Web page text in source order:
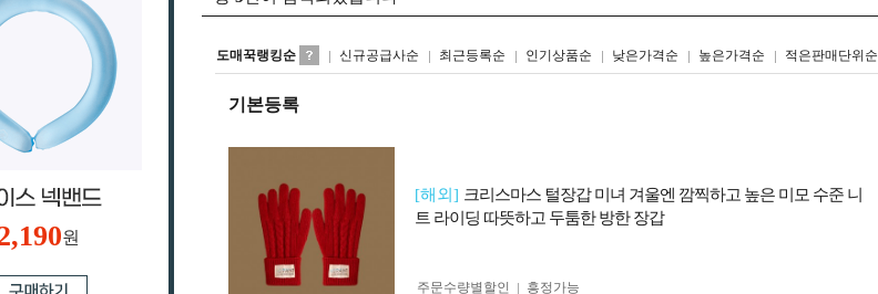
원
도매꾹랭킹순 신규공급사순 최근등록순 인기상품순 낮은가격순 높은가격순 적은판매단위순
리스트형갤러리형
기본등록
[해외] 크리스마스 털장갑 미녀 겨울엔 깜찍하고 높은 미모 수준 니
트 라이딩 따뜻하고 두툼한 방한 장갑
주문수량별할인 흥정가능